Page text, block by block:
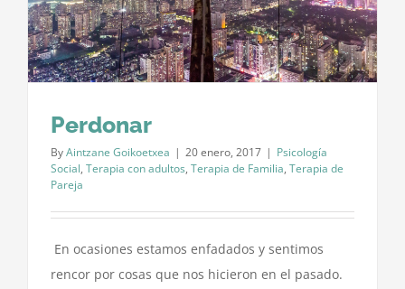
Perdonar
ByAintzane Goikoetxea | 20 enero, 2017 | Psicología
Social, Terapia con adultos, Terapia de Familia, Terapia de
Pareja
En ocasiones estamos enfadados y sentimos
rencor por cosas que nos hicieron en el pasado.